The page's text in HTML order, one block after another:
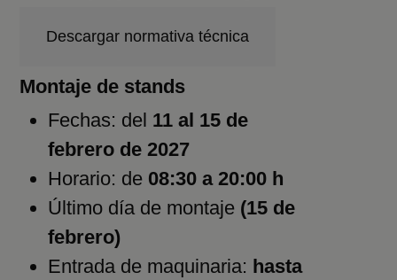
Descargar normativa técnica
Montaje de stands
Fechas: del 11 al 15 de
febrero de 2027
Horario: de 08:30 a 20:00 h
Último día de montaje (15 de
febrero)
Entrada de maquinaria: hasta